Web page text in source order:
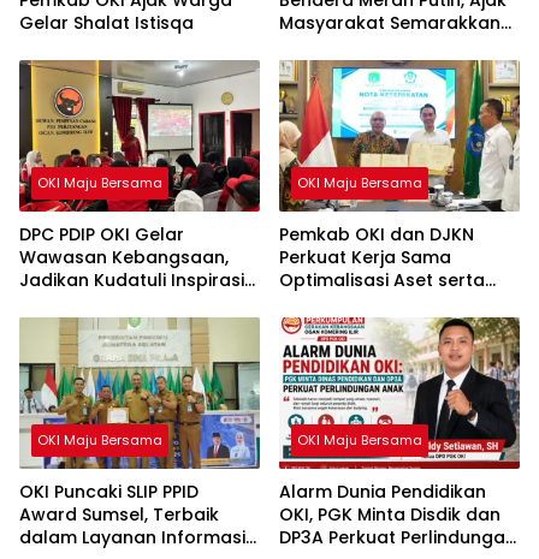
Gelar Shalat Istisqa
Masyarakat Semarakkan
OKI Maju Bersama
DPC PDIP OKI Gelar
Wawasan Kebangsaan,
Jadikan Kudatuli Inspirasi
OKI Maju Bersama
Pemkab OKI dan DJKN
Perkuat Kerja Sama
Optimalisasi Aset serta
OKI Maju Bersama
OKI Puncaki SLIP PPID
Award Sumsel, Terbaik
dalam Layanan Informasi
OKI Maju Bersama
Alarm Dunia Pendidikan
OKI, PGK Minta Disdik dan
DP3A Perkuat Perlindungan